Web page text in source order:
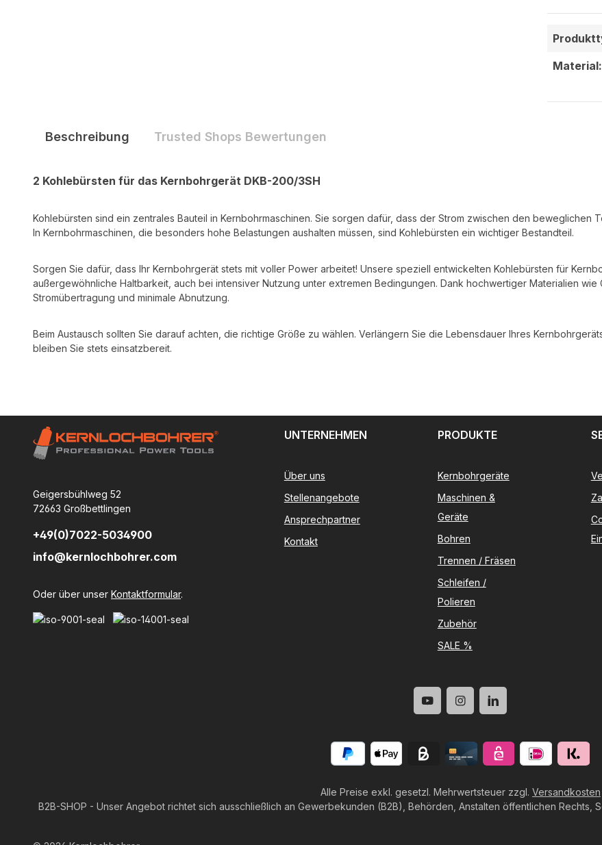
Material:
Beschreibung Trusted Shops Bewertungen
2 Kohlebürsten für das Kernbohrgerät DKB-200/3SH
Kohlebürsten sind ein zentrales Bauteil in Kernbohrmaschinen. Sie sorgen dafür, dass der Strom zwischen den beweglichen
In Kernbohrmaschinen, die besonders hohe Belastungen aushalten müssen, sind Kohlebürsten ein wichtiger Bestandteil.
Sorgen Sie dafür, dass Ihr Kernbohrgerät stets mit voller Power arbeitet! Unsere speziell entwickelten Kohlebürsten für
außergewöhnliche Haltbarkeit, auch bei intensiver Nutzung unter extremen Bedingungen. Dank hochwertiger Materialien
Stromübertragung und minimale Abnutzung.
Beim Austausch sollten Sie darauf achten, die richtige Größe zu wählen. Verlängern Sie die Lebensdauer Ihres
bleiben Sie stets einsatzbereit.
Geigersbühlweg 52
72663 Großbettlingen
+49(0)7022-5034900
info@kernlochbohrer.com
Oder über unser Kontaktformular.
UNTERNEHMEN
Über uns
Stellenangebote
Ansprechpartner
Kontakt
PRODUKTE
Kernbohrgeräte
Maschinen &
Geräte
Bohren
Trennen / Fräsen
Schleifen /
Polieren
Zubehör
SALE %
Alle Preise exkl. gesetzl. Mehrwertsteuer zzgl. Versandkosten
B2B-SHOP - Unser Angebot richtet sich ausschließlich an Gewerbekunden (B2B), Behörden, Anstalten öffentlichen Rechts,